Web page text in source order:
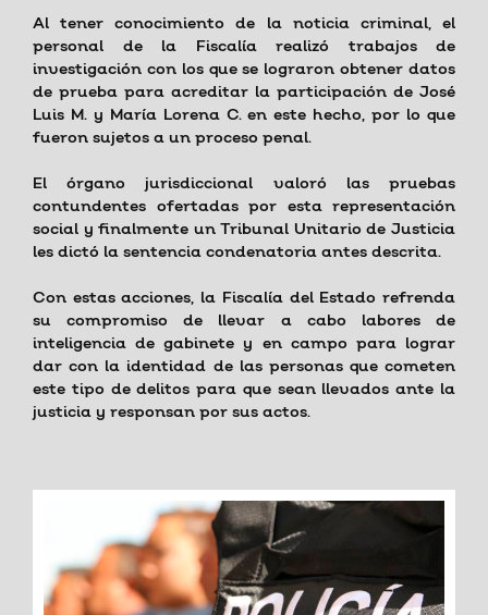
Al tener conocimiento de la noticia criminal, el
personal de la Fiscalía realizó trabajos de
investigación con los que se lograron obtener datos
de prueba para acreditar la participación de José
Luis M. y María Lorena C. en este hecho, por lo que
fueron sujetos a un proceso penal.
El órgano jurisdiccional valoró las pruebas
contundentes ofertadas por esta representación
social y finalmente un Tribunal Unitario de Justicia
les dictó la sentencia condenatoria antes descrita.
Con estas acciones, la Fiscalía del Estado refrenda
su compromiso de llevar a cabo labores de
inteligencia de gabinete y en campo para lograr
dar con la identidad de las personas que cometen
este tipo de delitos para que sean llevados ante la
justicia y responsan por sus actos.